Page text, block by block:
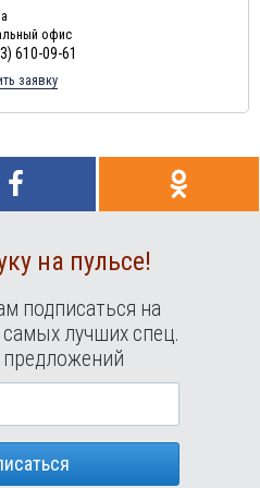
офис
610-09-61
заявку
на пульсе!
подписаться на
лучших спец.